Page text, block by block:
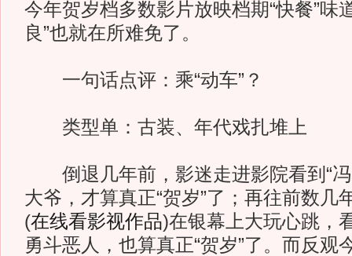
今年贺岁档多数影片放映档期“快餐”味
良”也就在所难免了。
一句话点评：乘“动车”？
类型单：古装、年代戏扎堆上
倒退几年前，影迷走进影院看到“冯
大爷，才算真正“贺岁”了；再往前数几
(在线看影视作品)在银幕上大玩心跳，
勇斗恶人，也算真正“贺岁”了。而反观